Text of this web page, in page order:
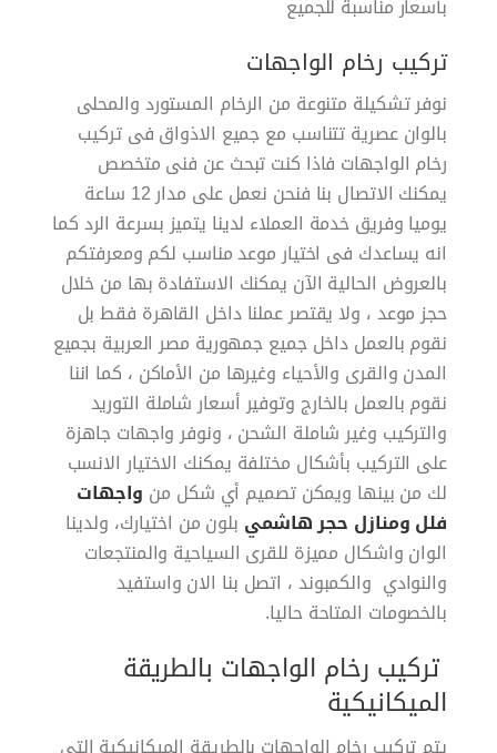
بأسعار مناسبة للجميع
تركيب رخام الواجهات
نوفر تشكيلة متنوعة من الرخام المستورد والمحلى
بالوان عصرية تتناسب مع جميع الاذواق فى تركيب
رخام الواجهات فاذا كنت تبحث عن فنى متخصص
يمكنك الاتصال بنا فنحن نعمل على مدار 12 ساعة
يوميا وفريق خدمة العملاء لدينا يتميز بسرعة الرد كما
انه يساعدك فى اختيار موعد مناسب لكم ومعرفتكم
بالعروض الحالية الآن يمكنك الاستفادة بها من خلال
حجز موعد ، ولا يقتصر عملنا داخل القاهرة فقط بل
نقوم بالعمل داخل جميع جمهورية مصر العربية بجميع
المدن والقرى والأحياء وغيرها من الأماكن ، كما اننا
نقوم بالعمل بالخارج وتوفير أسعار شاملة التوريد
والتركيب وغير شاملة الشحن ، ونوفر واجهات جاهزة
على التركيب بأشكال مختلفة يمكنك الاختيار الانسب
لك من بينها ويمكن تصميم أي شكل من واجهات
فلل ومنازل حجر هاشمي بلون من اختيارك، ولدينا
الوان واشكال مميزة للقرى السياحية والمنتجعات
والنوادي والكمبوند ، اتصل بنا الان واستفيد
بالخصومات المتاحة حاليا.
تركيب رخام الواجهات بالطريقة
الميكانيكية